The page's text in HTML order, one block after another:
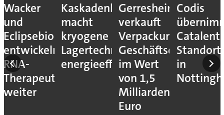
Wacker
und
Eclipsebio
entwickeln
RNA-
Therapeutika
weiter
Kaskadenkonzept
macht
kryogene
Lagertechnik
energieeffizienter
Gerresheimer
verkauft
Verpackungs-
Geschäftseinheiten
im Wert
von 1,5
Milliarden
Euro
Codis
Catalent-
Standort
in